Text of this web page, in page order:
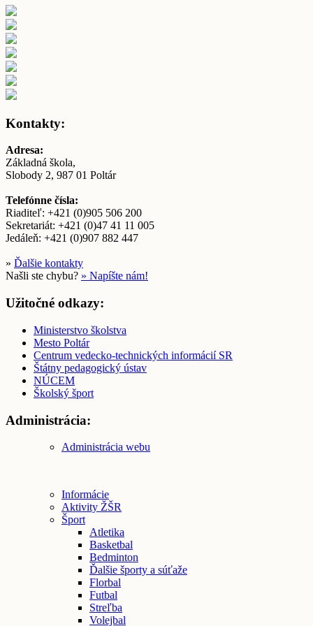
Kontakty:
Adresa:
Základná škola,
Slobody 2, 987 01 Poltár
Telefónne čísla:
Riaditeľ: +421 (0)905 506 200
Sekretariát: +421 (0)47 41 11 005
Jedáleň: +421 (0)907 882 447
» Ďalšie kontakty
Našli ste chybu? » Napíšte nám!
Užitočné odkazy:
Ministerstvo školstva
Mesto Poltár
Centrum vedecko-technických informácií SR
Štátny pedagogický ústav
NÚCEM
Školský šport
Administrácia:
Administrácia webu
Informácie
Aktivity ŽŠR
Šport
Atletika
Basketbal
Bedminton
Ďalšie športy a súťaže
Florbal
Futbal
Streľba
Volejbal